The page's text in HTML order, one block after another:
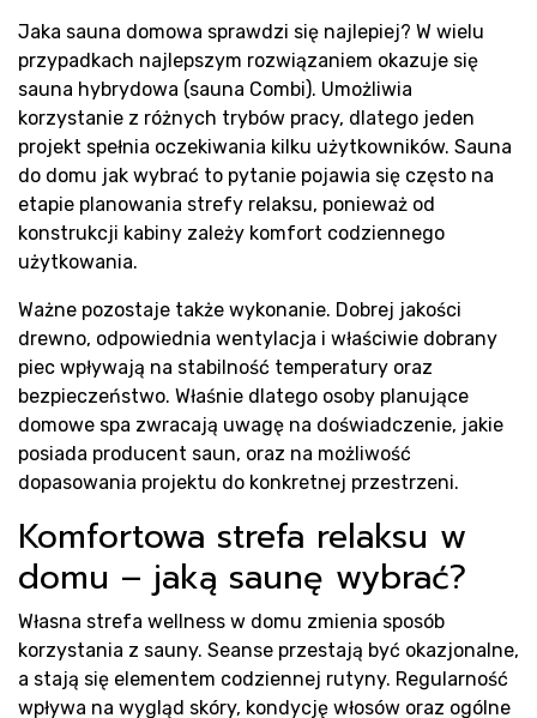
Jaka sauna domowa sprawdzi się najlepiej? W wielu
przypadkach najlepszym rozwiązaniem okazuje się
sauna hybrydowa (sauna Combi). Umożliwia
korzystanie z różnych trybów pracy, dlatego jeden
projekt spełnia oczekiwania kilku użytkowników. Sauna
do domu jak wybrać to pytanie pojawia się często na
etapie planowania strefy relaksu, ponieważ od
konstrukcji kabiny zależy komfort codziennego
użytkowania.
Ważne pozostaje także wykonanie. Dobrej jakości
drewno, odpowiednia wentylacja i właściwie dobrany
piec wpływają na stabilność temperatury oraz
bezpieczeństwo. Właśnie dlatego osoby planujące
domowe spa zwracają uwagę na doświadczenie, jakie
posiada producent saun, oraz na możliwość
dopasowania projektu do konkretnej przestrzeni.
Komfortowa strefa relaksu w
domu – jaką saunę wybrać?
Własna strefa wellness w domu zmienia sposób
korzystania z sauny. Seanse przestają być okazjonalne,
a stają się elementem codziennej rutyny. Regularność
wpływa na wygląd skóry, kondycję włosów oraz ogólne